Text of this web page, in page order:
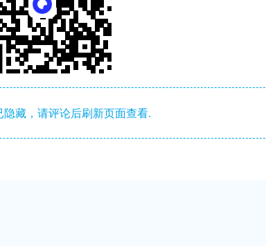
藏，请评论后刷新页面查看.